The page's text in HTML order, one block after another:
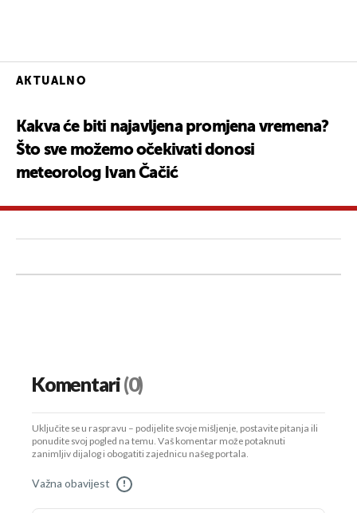
AKTUALNO
Kakva će biti najavljena promjena vremena?
Što sve možemo očekivati donosi
meteorolog Ivan Čačić
Komentari(0)
Uključite se u raspravu – podijelite svoje mišljenje, postavite pitanja ili
ponudite svoj pogled na temu. Vaš komentar može potaknuti
zanimljiv dijalog i obogatiti zajednicu našeg portala.
Važna obavijest !